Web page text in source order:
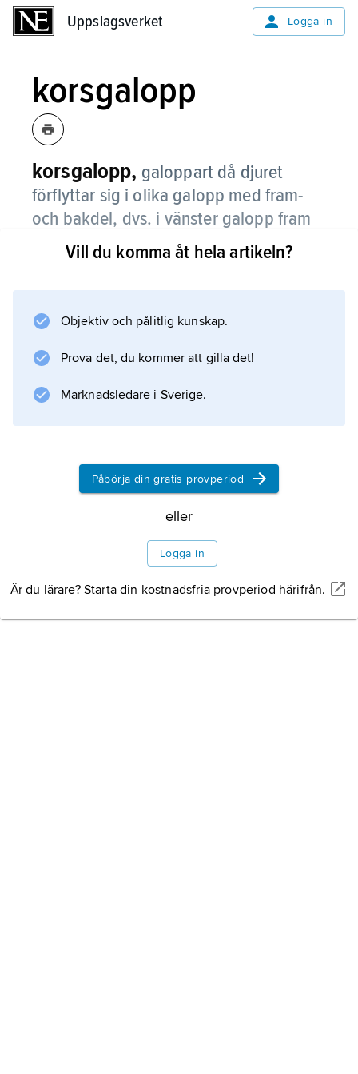
Uppslagsverket Logga in
korsgalopp
korsgalopp, galoppart då djuret
förflyttar sig i olika galopp med fram-
och bakdel, dvs. i vänster galopp fram
och höger galopp bak eller tvärtom.
Vill du komma åt hela artikeln?
Objektiv och pålitlig kunskap.
Prova det, du kommer att gilla det!
Marknadsledare i Sverige.
Påbörja din gratis provperiod
eller
Logga in
Är du lärare? Starta din kostnadsfria provperiod härifrån.